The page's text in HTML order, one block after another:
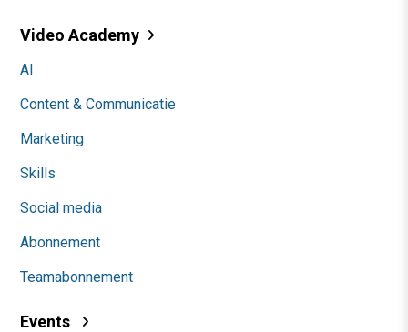
Video Academy
AI
Content & Communicatie
Marketing
Skills
Social media
Abonnement
Teamabonnement
Events